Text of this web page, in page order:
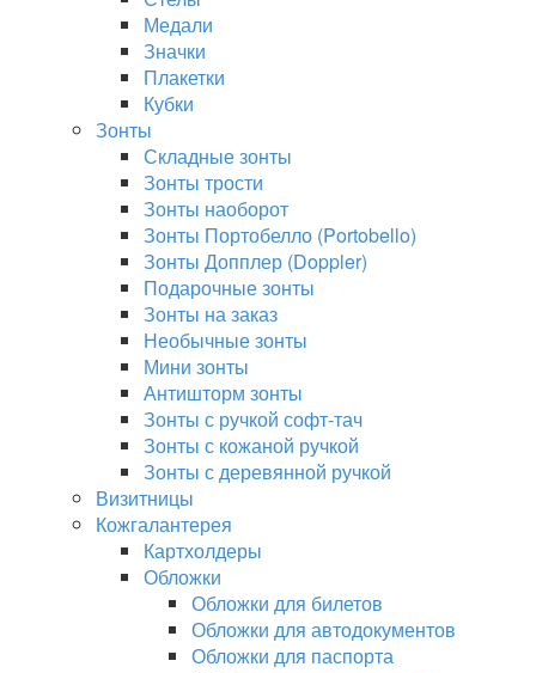
Медали
Значки
Плакетки
Кубки
Зонты
Складные зонты
Зонты трости
Зонты наоборот
Зонты Портобелло (Portobello)
Зонты Допплер (Doppler)
Подарочные зонты
Зонты на заказ
Необычные зонты
Мини зонты
Антишторм зонты
Зонты с ручкой софт-тач
Зонты с кожаной ручкой
Зонты с деревянной ручкой
Визитницы
Кожгалантерея
Картхолдеры
Обложки
Обложки для билетов
Обложки для автодокументов
Обложки для паспорта